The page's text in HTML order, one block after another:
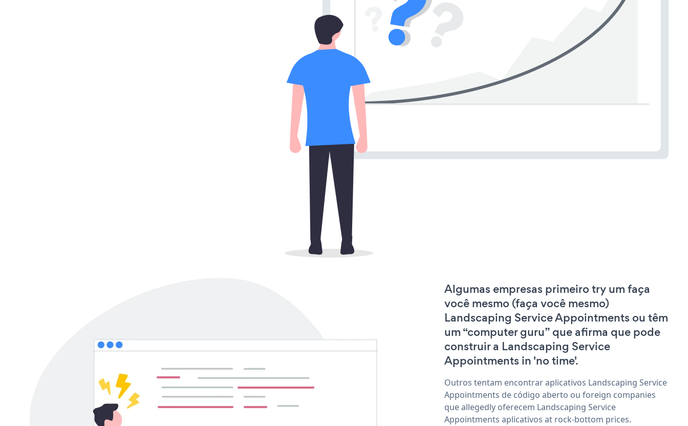
Algumas empresas primeiro try um faça
você mesmo (faça você mesmo)
Landscaping Service Appointments ou têm
um “computer guru” que afirma que pode
construir a Landscaping Service
Appointments in 'no time'.
Outros tentam encontrar aplicativos Landscaping Service
Appointments de código aberto ou foreign companies
que allegedly oferecem Landscaping Service
Appointments aplicativos at rock-bottom prices.